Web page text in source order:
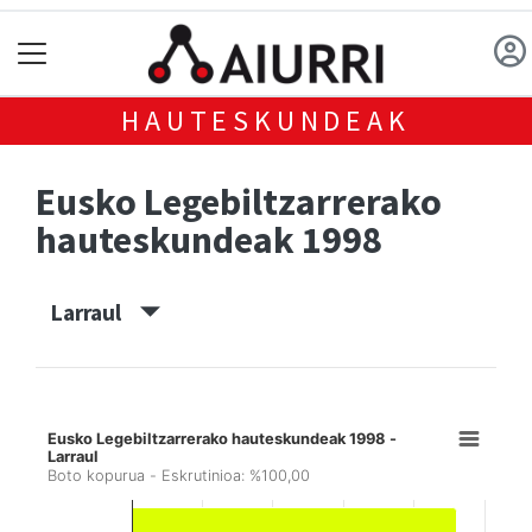
HAUTESKUNDEAK
Eusko Legebiltzarrerako
hauteskundeak 1998
Larraul
Eusko Legebiltzarrerako hauteskundeak 1998 -
Larraul
Boto kopurua - Eskrutinioa: %100,00